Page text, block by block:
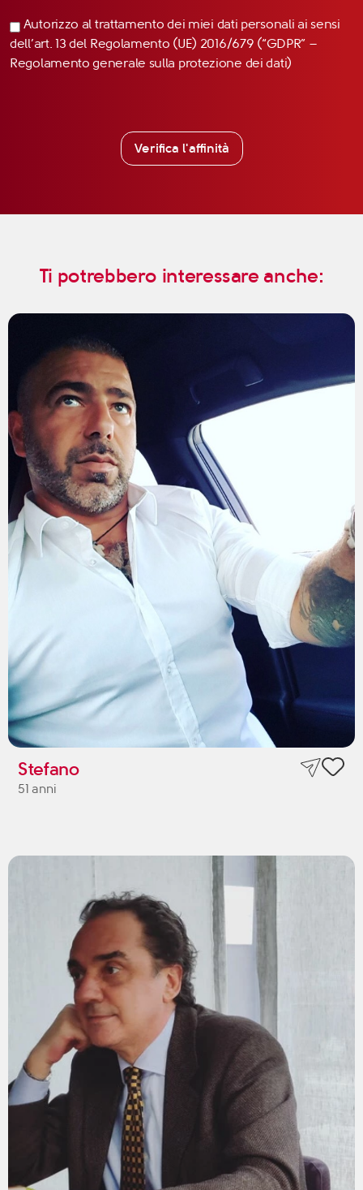
Autorizzo al trattamento dei miei dati personali ai sensi
dell’art. 13 del Regolamento (UE) 2016/679 (“GDPR” –
Regolamento generale sulla protezione dei dati)
Verifica l'affinità
Ti potrebbero interessare anche:
Stefano
51 anni